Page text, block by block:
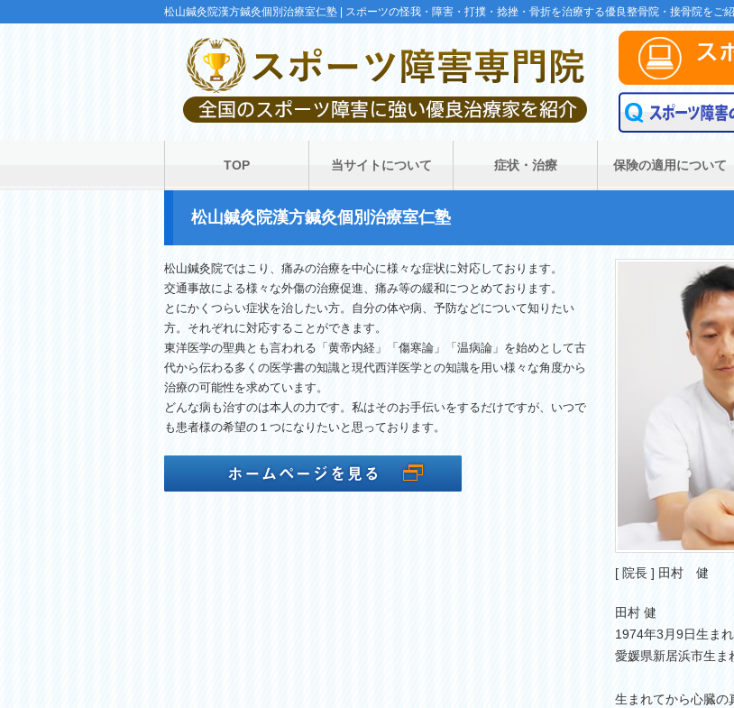
松山鍼灸院漢方鍼灸個別治療室仁塾 | スポーツの怪我・障害・打撲・捻挫・骨折を治療する優良整骨院・接骨院を
TOP 当サイトについて 症状・治療 保険の適用について
松山鍼灸院漢方鍼灸個別治療室仁塾
松山鍼灸院ではこり、痛みの治療を中心に様々な症状に対応しております。
交通事故による様々な外傷の治療促進、痛み等の緩和につとめております。
とにかくつらい症状を治したい方。自分の体や病、予防などについて知りたい
方。それぞれに対応することができます。
東洋医学の聖典とも言われる「黄帝内経」「傷寒論」「温病論」を始めとして古
代から伝わる多くの医学書の知識と現代西洋医学との知識を用い様々な角度から
治療の可能性を求めています。
どんな病も治すのは本人の力です。私はそのお手伝いをするだけですが、いつで
も患者様の希望の１つになりたいと思っております。
[ 院長 ] 田村 健
田村 健
1974年3月9日生
愛媛県新居浜市生ま
生まれてから心臓の